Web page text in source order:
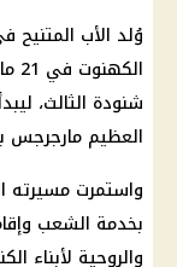
شنودة الثالث،
العظيم مارجرجس
بخدمة الشعب
والروحية لأبناء